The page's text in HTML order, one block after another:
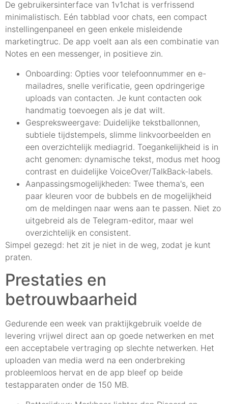
De gebruikersinterface van 1v1chat is verfrissend
minimalistisch. Eén tabblad voor chats, een compact
instellingenpaneel en geen enkele misleidende
marketingtruc. De app voelt aan als een combinatie van
Notes en een messenger, in positieve zin.
Onboarding: Opties voor telefoonnummer en e-
mailadres, snelle verificatie, geen opdringerige
uploads van contacten. Je kunt contacten ook
handmatig toevoegen als je dat wilt.
Gespreksweergave: Duidelijke tekstballonnen,
subtiele tijdstempels, slimme linkvoorbeelden en
een overzichtelijk mediagrid. Toegankelijkheid is in
acht genomen: dynamische tekst, modus met hoog
contrast en duidelijke VoiceOver/TalkBack-labels.
Aanpassingsmogelijkheden: Twee thema's, een
paar kleuren voor de bubbels en de mogelijkheid
om de meldingen naar wens aan te passen. Niet zo
uitgebreid als de Telegram-editor, maar wel
overzichtelijk en consistent.
Simpel gezegd: het zit je niet in de weg, zodat je kunt
praten.
Prestaties en
betrouwbaarheid
Gedurende een week van praktijkgebruik voelde de
levering vrijwel direct aan op goede netwerken en met
een acceptabele vertraging op slechte netwerken. Het
uploaden van media werd na een onderbreking
probleemloos hervat en de app bleef op beide
testapparaten onder de 150 MB.